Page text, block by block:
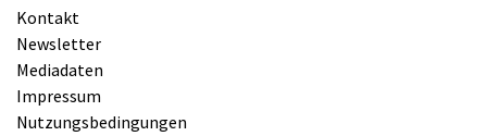
Kontakt
Newsletter
Mediadaten
Impressum
Nutzungsbedingungen